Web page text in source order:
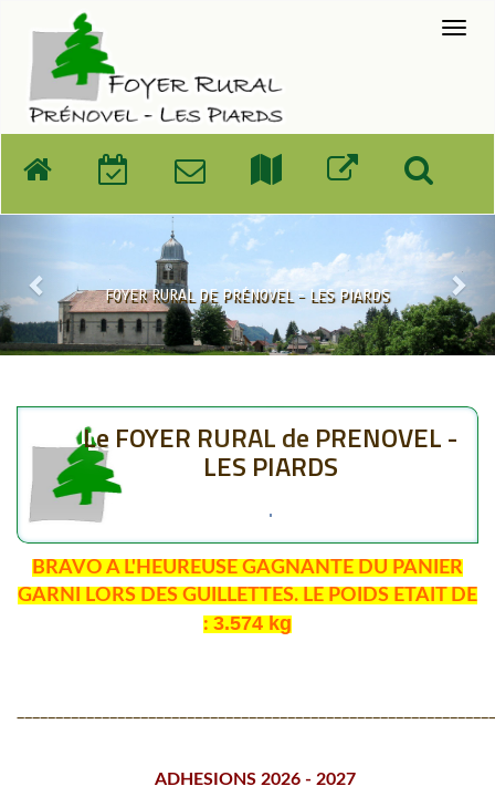
FOYER RURAL DE PRÉNOVEL - LES PIARDS
Le FOYER RURAL de PRENOVEL -
LES PIARDS
BRAVO A L'HEUREUSE GAGNANTE DU PANIER
GARNI LORS DES GUILLETTES. LE POIDS ETAIT DE
: 3.574 kg
ADHESIONS 2026 - 2027